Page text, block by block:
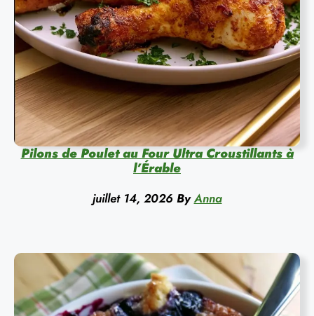
Pilons de Poulet au Four Ultra Croustillants à
l’Érable
juillet 14, 2026 By Anna